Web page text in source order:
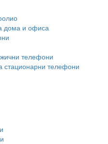
дома и офиса
телефони
стационарни телефони